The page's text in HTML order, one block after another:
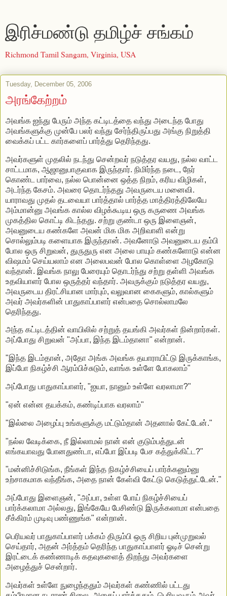
இரிச்மண்டு தமிழ்ச் சங்கம்
Richmond Tamil Sangam, Virginia, USA
Tuesday, December 05, 2006
அரங்கேற்றம்
அவங்க ஐந்து பேரும் அந்த கட்டிடத்தை வந்து அடைந்த போது
அவங்களுக்கு முன்பே பலர் வந்து சேர்ந்திருப்பது அங்கு நிறுத்தி
வைக்கப் பட்ட கார்களைப் பார்த்து தெரிந்தது.
அவர்களுள் முதலில் நடந்து சென்றவர் நடுத்தர வயது, நல்ல வாட்ட
சாட்டமாக, ஆஜானுபாகுவாக இருந்தார். நிமிர்ந்த நடை, நேர்
கொண்ட பார்வை, நல்ல பொன்னை ஒத்த நிறம், கரிய விழிகள்,
அடர்ந்த கேசம். அவரை தொடர்ந்தது அவருடைய மனைவி.
யாராவது முதல் தடவையா பார்த்தால் பார்த்த மாத்திரத்திலேயே
அம்மான்னு அவங்க கால்ல விழக்கூடிய ஒரு கருணை அவங்க
முகத்தில கொட்டி கிடந்தது. சற்று குண்டா ஒரு இளைஞன்,
அவனுடைய கண்களே அவன் மிக மிக அறிவாளி என்று
சொல்லும்படி களையாக இருந்தான். அவனோடு அவனுடைய தம்பி
போல ஒரு சிறுவன், துருதுரு என அலை பாயும் கண்களோடு என்ன
விஷமம் செய்யலாம் என அலைபவன் போல கொள்ளை அழகோடு
வந்தான். இவங்க நாலு பேரையும் தொடர்ந்து சற்று தள்ளி அவங்க
உதவியாளர் போல ஒருத்தர் வந்தார். அவருக்கும் நடுத்தர வயது,
அவருடைய திரட்சியான மார்பும், வலுவான கைகளும், கால்களும்
அவர் அவர்களின் பாதுகாப்பாளர் என்பதை சொல்லாமலே
தெரிந்தது.
அந்த கட்டிடத்தின் வாயிலில் சற்றுத் தயங்கி அவர்கள் நின்றார்கள்.
அப்போது சிறுவன் "அப்பா, இந்த இடம்தானா" என்றான்.
"இந்த இடம்தான், அதோ அங்க அவங்க தயாராயிட்டு இருக்காங்க,
இப்போ நிகழ்ச்சி ஆரம்பிச்சுடும், வாங்க உள்ளே போகலாம்"
அப்போது பாதுகாப்பாளர், "ஐயா, நானும் உள்ளே வரலாமா?"
"ஏன் என்ன தயக்கம், கண்டிப்பாக வரலாம்"
"இல்லை அழைப்பு உங்களுக்கு மட்டும்தான் அதனால் கேட்டேன்."
"நல்ல வேடிக்கை, நீ இல்லாமல் நான் என் குடும்பத்துடன்
எங்கயாவது போனதுண்டா, எப்போ இப்படி பேச கத்துக்கிட்ட?"
"மன்னிச்சிடுங்க, நீங்கள் இந்த நிகழ்ச்சியைப் பார்க்கனும்னு
உற்சாகமாக வந்தீங்க, அதை நான் கேள்வி கேட்டு கெடுத்துட்டேன்."
அப்போது இளைஞன், "அப்பா, உள்ள போய் நிகழ்ச்சியைப்
பார்க்கலாமா அல்லது, இங்கேயே பேசிண்டு இருக்கலாமா என்பதை
சீக்கிரம் முடிவு பண்ணுங்க" என்றான்.
பெரியவர் பாதுகாப்பாளர் பக்கம் திரும்பி ஒரு சிறிய புன்முறுவல்
செய்தார், அதன் அர்த்தம் தெரிந்த பாதுகாப்பாளர் ஓடிச் சென்று
இரட்டைக் கண்ணாடிக் கதவுகளைத் திறந்து அவர்களை
அழைத்துச் சென்றார்.
அவர்கள் உள்ளே நுழைந்ததும் அவர்கள் கண்ணில் பட்டது